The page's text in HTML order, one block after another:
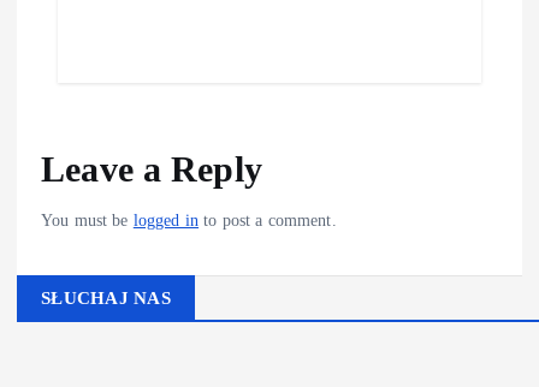
Leave a Reply
You must be logged in to post a comment.
SŁUCHAJ NAS